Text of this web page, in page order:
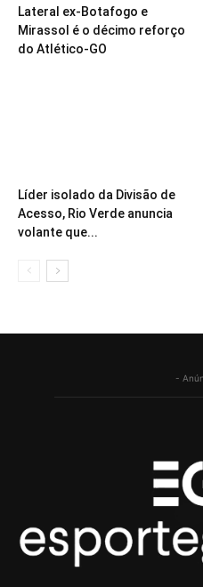
Lateral ex-Botafogo e
Mirassol é o décimo reforço
do Atlético-GO
Líder isolado da Divisão de
Acesso, Rio Verde anuncia
volante que...
-